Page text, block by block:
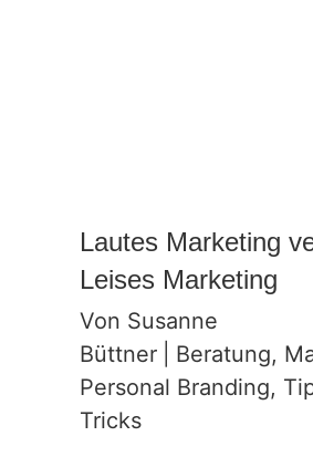
Lautes Marketing
Leises Marketing
Von Susanne
Büttner
Beratung,
Personal Branding,
Tricks